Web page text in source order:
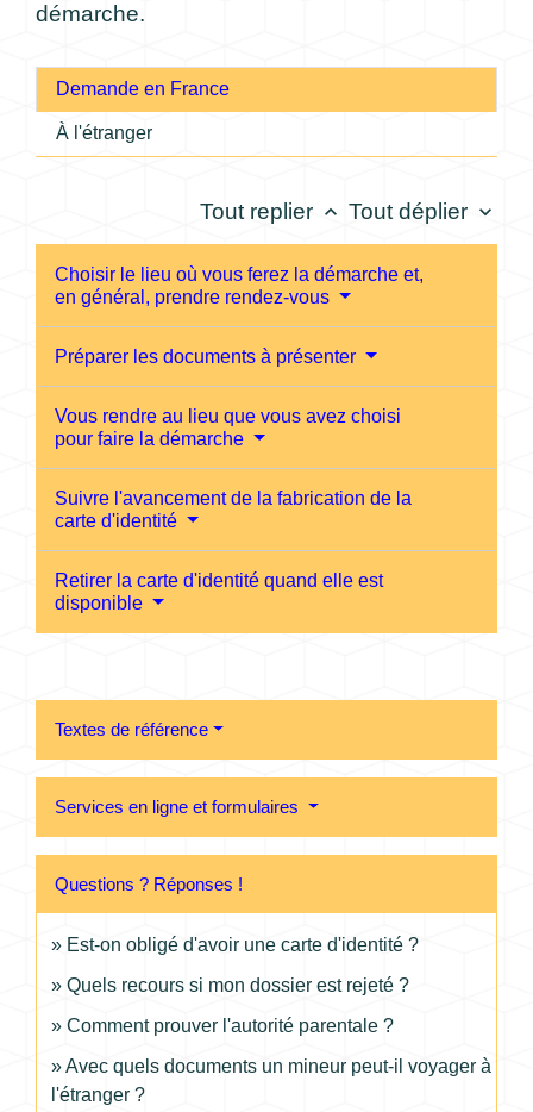
démarche.
Demande en France
À l'étranger
Tout replier keyboard_arrow_up Tout déplier keyboard_arrow_down
Choisir le lieu où vous ferez la démarche et,
en général, prendre rendez-vous
Préparer les documents à présenter
Vous rendre au lieu que vous avez choisi
pour faire la démarche
Suivre l'avancement de la fabrication de la
carte d'identité
Retirer la carte d'identité quand elle est
disponible
Textes de référence
Services en ligne et formulaires
Questions ? Réponses !
Est-on obligé d'avoir une carte d'identité ?
Quels recours si mon dossier est rejeté ?
Comment prouver l'autorité parentale ?
Avec quels documents un mineur peut-il voyager à
l'étranger ?